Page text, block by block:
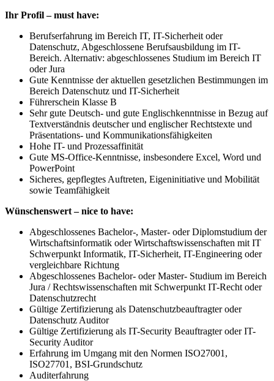
Ihr Profil – must have:
Berufserfahrung im Bereich IT, IT-Sicherheit oder
Datenschutz, Abgeschlossene Berufsausbildung im IT-
Bereich. Alternativ: abgeschlossenes Studium im Bereich IT
oder Jura
Gute Kenntnisse der aktuellen gesetzlichen Bestimmungen im
Bereich Datenschutz und IT-Sicherheit
Führerschein Klasse B
Sehr gute Deutsch- und gute Englischkenntnisse in Bezug auf
Textverständnis deutscher und englischer Rechtstexte und
Präsentations- und Kommunikationsfähigkeiten
Hohe IT- und Prozessaffinität
Gute MS-Office-Kenntnisse, insbesondere Excel, Word und
PowerPoint
Sicheres, gepflegtes Auftreten, Eigeninitiative und Mobilität
sowie Teamfähigkeit
Wünschenswert – nice to have:
Abgeschlossenes Bachelor-, Master- oder Diplomstudium der
Wirtschaftsinformatik oder Wirtschaftswissenschaften mit IT
Schwerpunkt Informatik, IT-Sicherheit, IT-Engineering oder
vergleichbare Richtung
Abgeschlossenes Bachelor- oder Master- Studium im Bereich
Jura / Rechtswissenschaften mit Schwerpunkt IT-Recht oder
Datenschutzrecht
Gültige Zertifizierung als Datenschutzbeauftragter oder
Datenschutz Auditor
Gültige Zertifizierung als IT-Security Beauftragter oder IT-
Security Auditor
Erfahrung im Umgang mit den Normen ISO27001,
ISO27701, BSI-Grundschutz
Auditerfahrung